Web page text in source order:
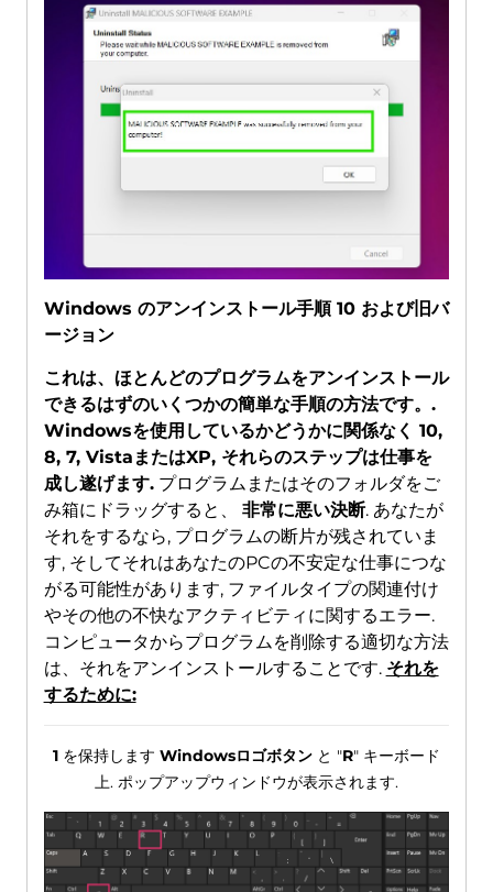
Windows のアンインストール手順 10 および旧バ
ージョン
これは、ほとんどのプログラムをアンインストール
できるはずのいくつかの簡単な手順の方法です。.
Windowsを使用しているかどうかに関係なく 10,
8, 7, VistaまたはXP, それらのステップは仕事を
成し遂げます.プログラムまたはそのフォルダをご
み箱にドラッグすると、 非常に悪い決断. あなたが
それをするなら, プログラムの断片が残されていま
す, そしてそれはあなたのPCの不安定な仕事につな
がる可能性があります, ファイルタイプの関連付け
やその他の不快なアクティビティに関するエラー.
コンピュータからプログラムを削除する適切な方法
は、それをアンインストールすることです. それを
するために:
1を保持します Windowsロゴボタンと "R" キーボード
上. ポップアップウィンドウが表示されます.